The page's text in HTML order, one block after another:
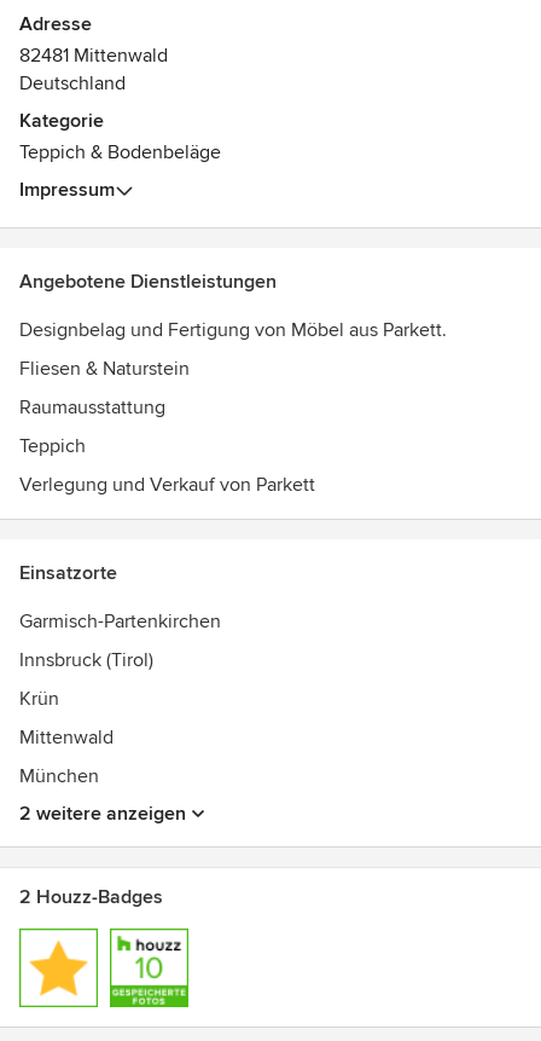
Adresse
82481 Mittenwald
Deutschland
Kategorie
Teppich & Bodenbeläge
Impressum
Angebotene Dienstleistungen
Designbelag und Fertigung von Möbel aus Parkett.
Fliesen & Naturstein
Raumausstattung
Teppich
Verlegung und Verkauf von Parkett
Einsatzorte
Garmisch-Partenkirchen
Innsbruck (Tirol)
Krün
Mittenwald
München
2 weitere anzeigen
2 Houzz-Badges